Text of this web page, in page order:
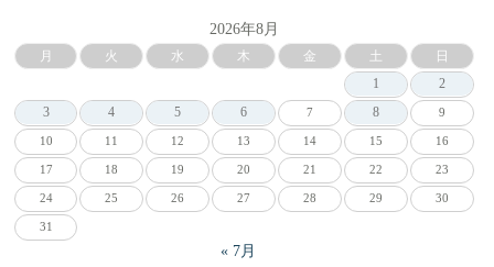
2026年8月
月 火 水 木 金 土
日
1
2
3
4 5 6 7 8 9
10 11 12 13 14 15 16
17 18 19 20 21 22 23
24 25 26 27 28 29 30
31
« 7月